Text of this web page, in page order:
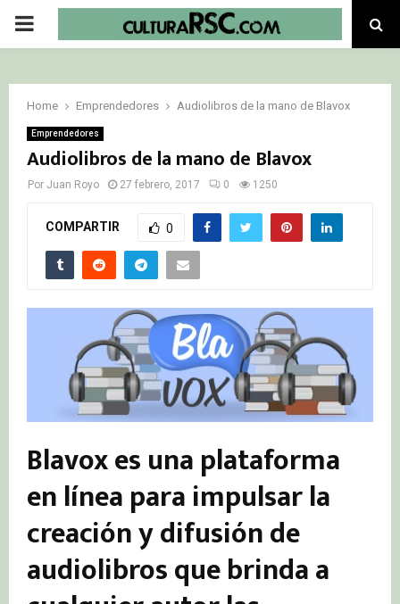
PRIMARY
Home Emprendedores Audiolibros de la mano de Blavox
Emprendedores
Audiolibros de la mano de Blavox
Por Juan Royo 27 febrero, 2017 0 1250
COMPARTIR 0
Blavox es una plataforma
en línea para impulsar la
creación y difusión de
audiolibros que brinda a